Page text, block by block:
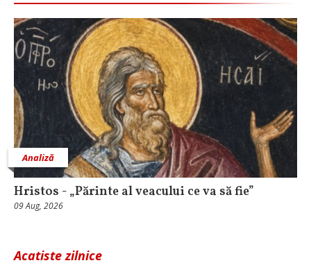
Analiză
Hristos - „Părinte al veacului ce va să fie”
09 Aug, 2026
Acatiste zilnice